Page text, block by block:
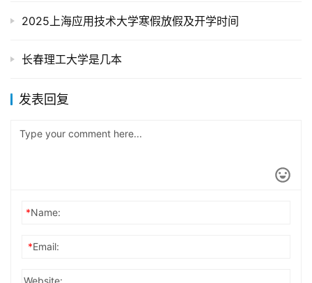
2025上海应用技术大学寒假放假及开学时间
长春理工大学是几本
发表回复
*Name:
*Email:
Website: